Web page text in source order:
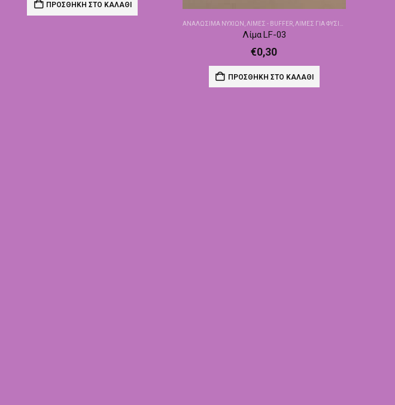
ΠΡΟΣΘΉΚΗ ΣΤΟ ΚΑΛΆΘΙ
ΑΝΑΛΏΣΙΜΑ ΝΥΧΙΏΝ ,ΛΊΜΕΣ - BUFFER,ΛΊΜΕΣ ΓΙΑ ΦΥΣΙΚΆ
Λίμα LF-03
€0,30
ΠΡΟΣΘΉΚΗ ΣΤΟ ΚΑΛΆΘΙ